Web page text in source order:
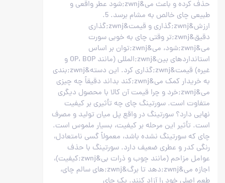
حذف کرده و باعث می&zwnj;شود عطر واقعی و
طبیعی چای خالص به مشام برسد. 5.
ارزش&zwnj;گذاری و قیمت&zwnj;گذاری
دقیق&zwnj;تر وقتی چای به خوبی سورت
می&zwnj;شود، می&zwnj;توان بر اساس
استانداردهای بین&zwnj;المللی (مانند OP، BOP و
غیره) قیمت&zwnj;گذاری کرد. این دسته&zwnj;بندی
به خریدار کمک می&zwnj;کند بداند دقیقاً چه چیزی
می&zwnj;خرد و چرا قیمت آن کالا با محصول دیگری
متفاوت است. سورتینگ چای چه تأثیری بر کیفیت
نهایی دارد؟ سورتینگ در واقع پل میان تولید و مصرف
است. تأثیر این مرحله بر کیفیت، بسیار ملموس است.
چای که سورتینگ نشده باشد، معمولاً گسی نامتعادل،
رنگی کدر و عطری ضعیف دارد. سورتینگ با حذف
عوامل مزاحم (مانند چوب و ذرات بی&zwnj;کیفیت)،
اجازه می&zwnj;دهد تا برگ&zwnj;های سالم چای،